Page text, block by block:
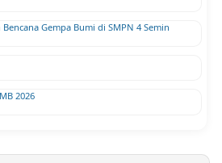
Gempa Bumi di SMPN 4 Semin
2026